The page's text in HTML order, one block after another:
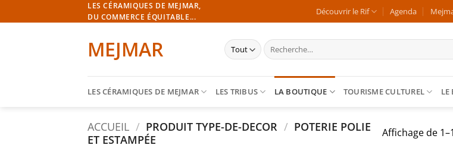
au
LES CÉRAMIQUES DE MEJMAR,
DU COMMERCE ÉQUITABLE...
Découvrir le Rif Agenda
MEJMAR
Recherche
pour :
LES CÉRAMIQUES DE MEJMAR LES TRIBUS LA BOUTIQUE TOURISME CULTUREL LE
ACCUEIL / PRODUIT TYPE-DE-DECOR / POTERIE POLIE
ET ESTAMPÉE
Affichage de